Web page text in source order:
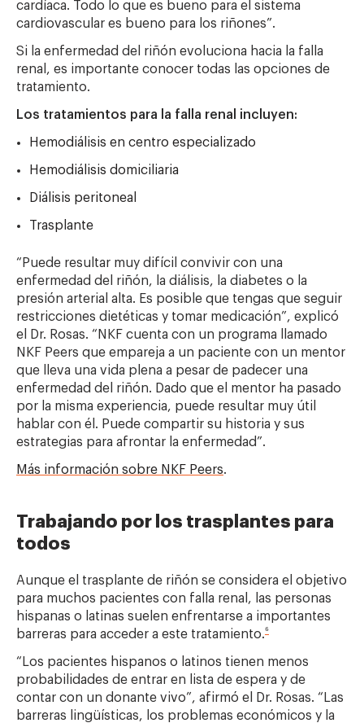
cardíaca. Todo lo que es bueno para el sistema
cardiovascular es bueno para los riñones”.
Si la enfermedad del riñón evoluciona hacia la falla
renal, es importante conocer todas las opciones de
tratamiento.
Los tratamientos para la falla renal incluyen:
Hemodiálisis en centro especializado
Hemodiálisis domiciliaria
Diálisis peritoneal
Trasplante
“Puede resultar muy difícil convivir con una
enfermedad del riñón, la diálisis, la diabetes o la
presión arterial alta. Es posible que tengas que seguir
restricciones dietéticas y tomar medicación”, explicó
el Dr. Rosas. “NKF cuenta con un programa llamado
NKF Peers que empareja a un paciente con un mentor
que lleva una vida plena a pesar de padecer una
enfermedad del riñón. Dado que el mentor ha pasado
por la misma experiencia, puede resultar muy útil
hablar con él. Puede compartir su historia y sus
estrategias para afrontar la enfermedad”.
Más información sobre NKF Peers.
Trabajando por los trasplantes para
todos
Aunque el trasplante de riñón se considera el objetivo
para muchos pacientes con falla renal, las personas
hispanas o latinas suelen enfrentarse a importantes
barreras para acceder a este tratamiento.⁶
“Los pacientes hispanos o latinos tienen menos
probabilidades de entrar en lista de espera y de
contar con un donante vivo”, afirmó el Dr. Rosas. “Las
barreras lingüísticas, los problemas económicos y la